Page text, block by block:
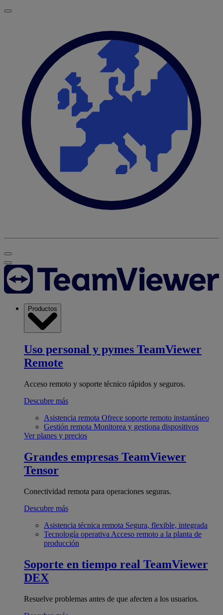
Productos
Uso personal y pymes TeamViewer
Remote
Acceso remoto y soporte técnico rápidos y seguros.
Descubre más
Asistencia remota Ofrece soporte remoto instantáneo
Gestión remota Monitorea y gestiona dispositivos
Ver planes y precios
Grandes empresas TeamViewer
Tensor
Conectividad remota para operaciones seguras.
Descubre más
Asistencia técnica remota Segura, flexible, integrada
Tecnología operativa Acceso remoto a la planta de
producción
Soporte en tiempo real TeamViewer
DEX
Resuelve problemas antes de que afecten a los usuarios.